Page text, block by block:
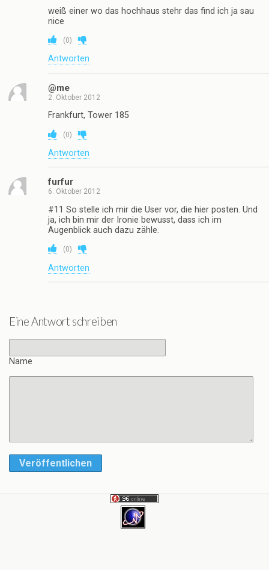
weiß einer wo das hochhaus stehr das find ich ja sau
nice
(0)
Antworten
@me
2. Oktober 2012
Frankfurt, Tower 185
(0)
Antworten
furfur
6. Oktober 2012
#11 So stelle ich mir die User vor, die hier posten. Und
ja, ich bin mir der Ironie bewusst, dass ich im
Augenblick auch dazu zähle.
(0)
Antworten
Eine Antwort schreiben
Name
Veröffentlichen